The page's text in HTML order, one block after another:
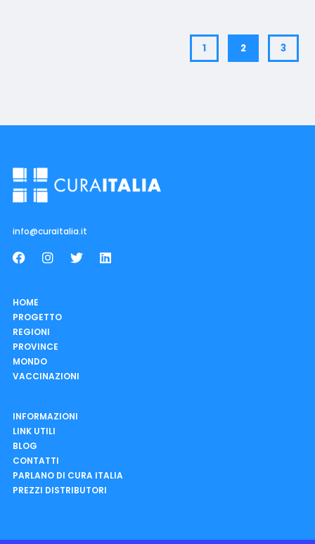
1 2 3
info@curaitalia.it
HOME
PROGETTO
REGIONI
PROVINCE
MONDO
VACCINAZIONI
INFORMAZIONI
LINK UTILI
BLOG
CONTATTI
PARLANO DI CURA ITALIA
PREZZI DISTRIBUTORI